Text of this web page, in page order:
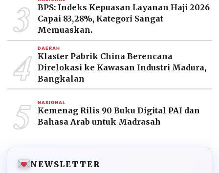
3
BPS: Indeks Kepuasan Layanan Haji 2026
Capai 83,28%, Kategori Sangat
Memuaskan.
4 DAERAH
Klaster Pabrik China Berencana
Direlokasi ke Kawasan Industri Madura,
Bangkalan
5 NASIONAL
Kemenag Rilis 90 Buku Digital PAI dan
Bahasa Arab untuk Madrasah
NEWSLETTER